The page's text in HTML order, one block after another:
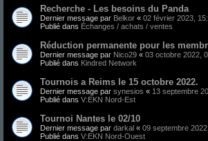
Recherche - Les besoins du Panda
Dernier message par Belkor « 02 février 2023,
Publié dans Échanges / achats / ventes
Réduction permanente pour les
Dernier message par Nico29 « 03 octobre 2022,
Publié dans Kindred Network
Tournois a Reims le 15 octobre 2022.
Dernier message par synesios « 13 septembre
Publié dans V:EKN Nord-Est
Tournoi Nantes le 02/10
Dernier message par darkal « 09 septembre
Publié dans V:EKN Nord-Ouest